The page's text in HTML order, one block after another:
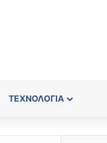
ΤΕΧΝΟΛΟΓΊΑ